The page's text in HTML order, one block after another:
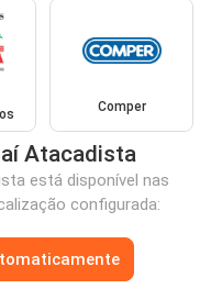
Comper
Atacadista
está disponível nas
configurada: